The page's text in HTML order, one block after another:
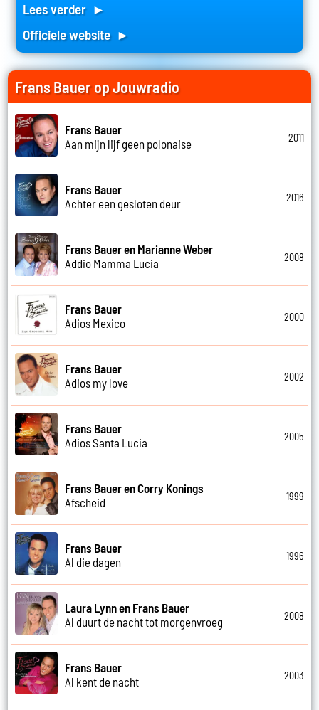
Lees verder ►
Officiele website ►
Frans Bauer op Jouwradio
Frans Bauer
Aan mijn lijf geen polonaise
2011
Frans Bauer
Achter een gesloten deur
2016
Frans Bauer en Marianne Weber
Addio Mamma Lucia
2008
Frans Bauer
Adios Mexico
2000
Frans Bauer
Adios my love
2002
Frans Bauer
Adios Santa Lucia
2005
Frans Bauer en Corry Konings
Afscheid
1999
Frans Bauer
Al die dagen
1996
Laura Lynn en Frans Bauer
Al duurt de nacht tot morgenvroeg
2008
Frans Bauer
Al kent de nacht
2003